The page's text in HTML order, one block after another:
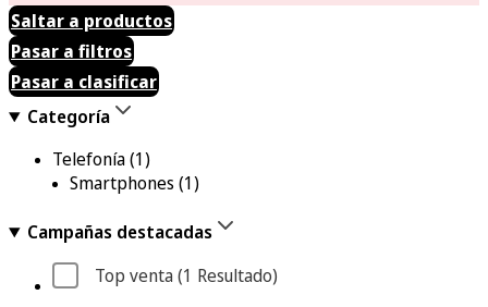
Saltar a productos
Pasar a filtros
Pasar a clasificar
Categoría
Telefonía(1)
Smartphones (1)
Campañas destacadas
Top venta (1 Resultado)